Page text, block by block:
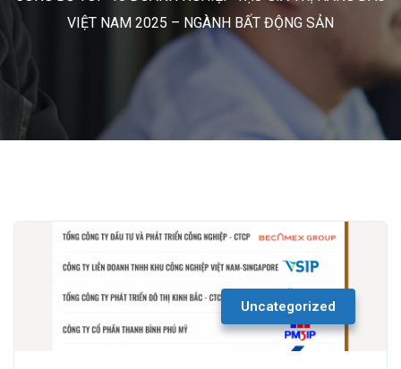
VIỆT NAM 2025 – NGÀNH BẤT ĐỘNG SẢN
Uncategorized